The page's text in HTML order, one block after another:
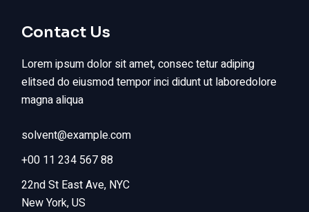
Contact Us
Lorem ipsum dolor sit amet, consec tetur adiping
elitsed do eiusmod tempor inci didunt ut laboredolore
magna aliqua
solvent@example.com
+00 11 234 567 88
22nd St East Ave, NYC
New York, US